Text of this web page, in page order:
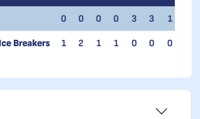
0 0 0 0 3 3 1
Breakers 1 2 1 1 0 0 0